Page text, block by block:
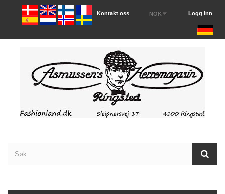
Logg inn
NOK
Kontakt oss